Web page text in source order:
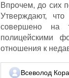
Впрочем, до сих
Утверждают,
совершено на
полицейскими
отношения к
Всеволод